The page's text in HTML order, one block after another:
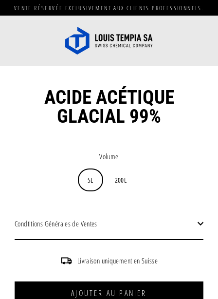
Passer
au
VENTE RÉSERVÉE EXCLUSIVEMENT AUX CLIENTS PROFESSIONNELS.
ACIDE ACÉTIQUE
GLACIAL 99%
régulier
Volume
5L 200L
Condtitions Générales de Ventes
Livraison uniquement en Suisse
AJOUTER AU PANIER